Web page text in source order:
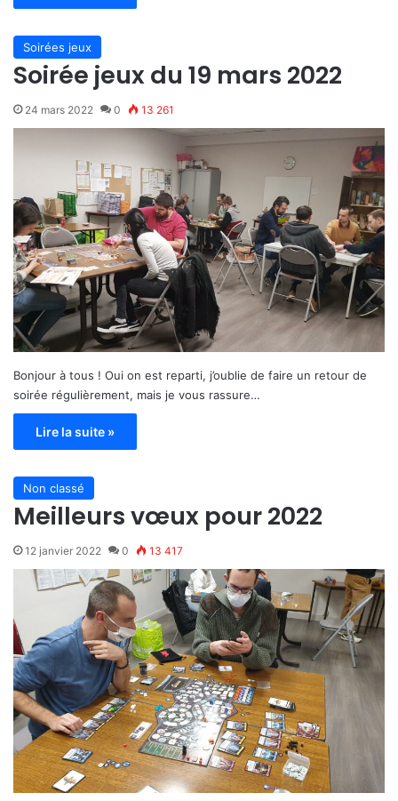
Soirées jeux
Soirée jeux du 19 mars 2022
24 mars 2022 0 13 261
Bonjour à tous ! Oui on est reparti, j’oublie de faire un retour de
soirée régulièrement, mais je vous rassure…
Lire la suite »
Non classé
Meilleurs vœux pour 2022
12 janvier 2022 0 13 417